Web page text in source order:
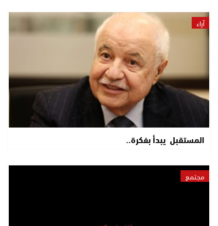
آراء
المستقبل يبدأ بفكرة..
مجتمع